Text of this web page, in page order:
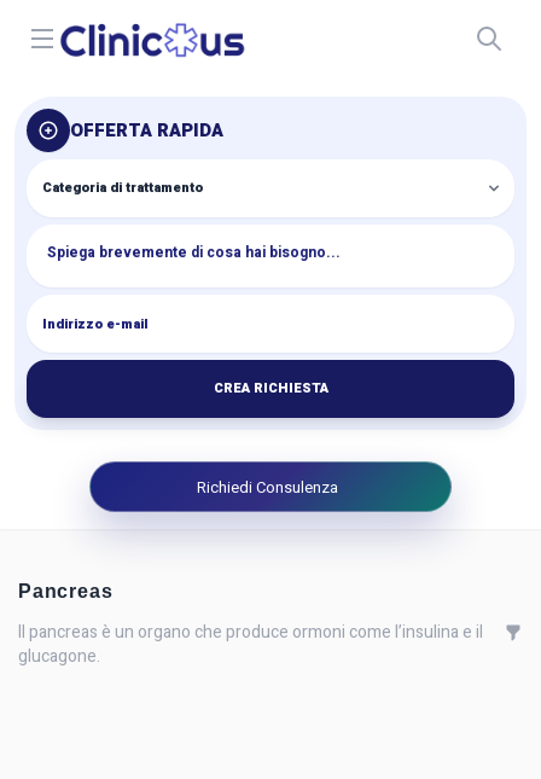
Open menu
OFFERTA RAPIDA
CREA RICHIESTA
Richiedi Consulenza
Pancreas
Il pancreas è un organo che produce ormoni come l’insulina e il
glucagone.